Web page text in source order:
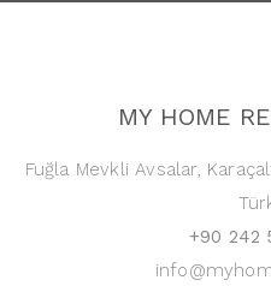
MY HOME
Fuğla Mevkli Avsalar,
+90 242